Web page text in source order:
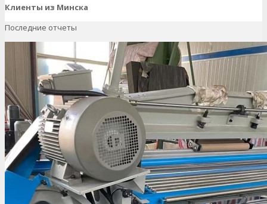
Клиенты из Минска
Последние отчеты